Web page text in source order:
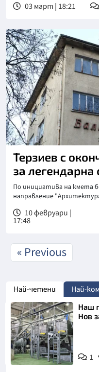
03 март | 18:21
Терзиев с
за легендарна
По инициатива на кмета
направление
10 февруари |
17:48
« Previous
Най-четени Най-
Наш
Нов
1